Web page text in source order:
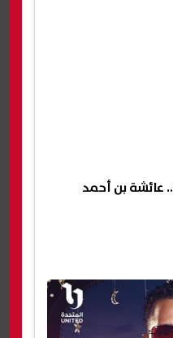
مسلسل الغاوي الحلقة 8.. عائشة بن أحمد